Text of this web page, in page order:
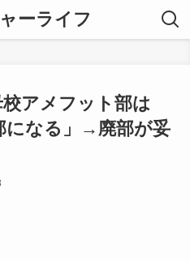
ーライフ
校アメフット部は
になる」→廃部が妥